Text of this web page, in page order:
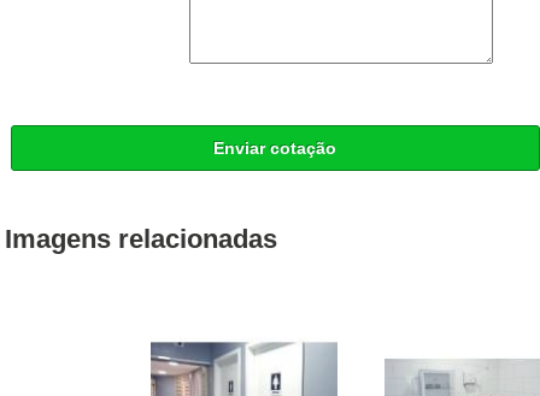
Enviar cotação
Imagens relacionadas